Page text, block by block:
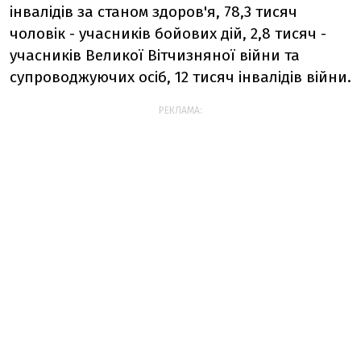
інвалідів за станом здоров'я, 78,3 тисяч
чоловік - учасників бойових дій, 2,8 тисяч -
учасників Великої Вітчизняної війни та
супроводжуючих осіб, 12 тисяч інвалідів війни.
РЕКЛАМА: